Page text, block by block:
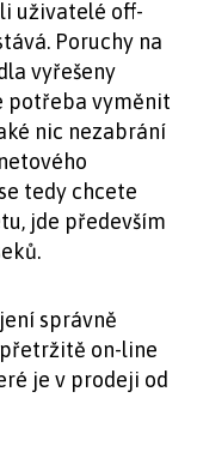
uživatelé off-
Poruchy na
vyřešeny
potřeba vyměnit
nic nezabrání
tedy chcete
jde především
správně
on-line
je v prodeji od